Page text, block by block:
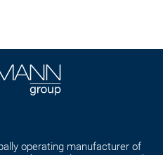
operating manufacturer of